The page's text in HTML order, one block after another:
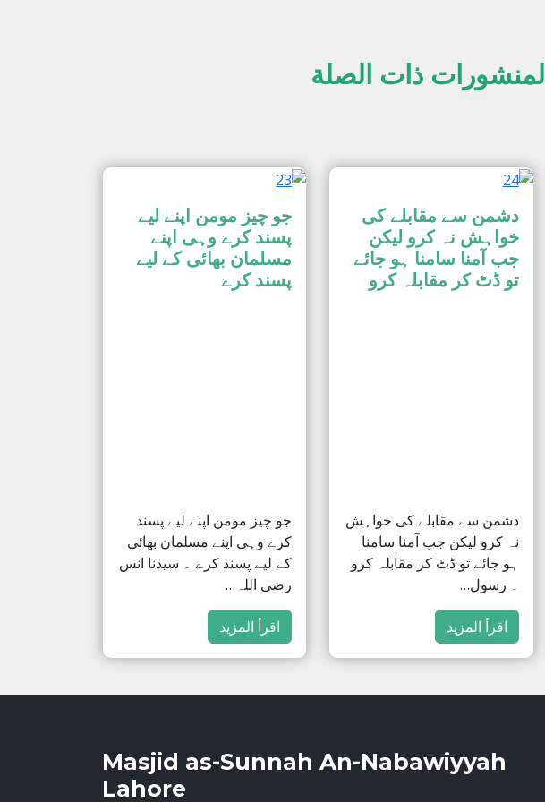
المنشورات ذات الصلة
دشمن سے مقابلے کی
خواہش نہ کرو لیکن
جب آمنا سامنا ہو جائے
تو ڈٹ کر مقابلہ کرو
دشمن سے مقابلے کی خواہش
نہ کرو لیکن جب آمنا سامنا
ہو جائے تو ڈٹ کر مقابلہ کرو
۔ رسول…
اقرأ المزيد
جو چیز مومن اپنے لیے
پسند کرے وہی اپنے
مسلمان بھائی کے لیے
پسند کرے
جو چیز مومن اپنے لیے پسند
کرے وہی اپنے مسلمان بھائی
کے لیے پسند کرے ۔ سیدنا انس
رضی اللہ…
اقرأ المزيد
Masjid as-Sunnah An-Nabawiyyah
Lahore